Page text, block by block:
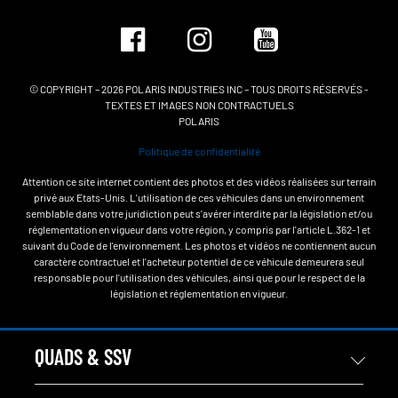
© COPYRIGHT – 2026 POLARIS INDUSTRIES INC – TOUS DROITS RÉSERVÉS -
TEXTES ET IMAGES NON CONTRACTUELS
POLARIS
Politique de confidentialité
Attention ce site internet contient des photos et des vidéos réalisées sur terrain
privé aux Etats-Unis. L'utilisation de ces véhicules dans un environnement
semblable dans votre juridiction peut s'avérer interdite par la législation et/ou
réglementation en vigueur dans votre région, y compris par l'article L.362-1 et
suivant du Code de l'environnement. Les photos et vidéos ne contiennent aucun
caractère contractuel et l'acheteur potentiel de ce véhicule demeurera seul
responsable pour l'utilisation des véhicules, ainsi que pour le respect de la
législation et réglementation en vigueur.
QUADS & SSV